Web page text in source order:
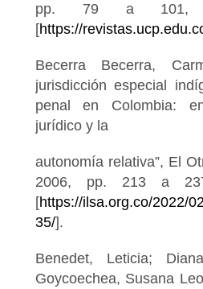
pp. 79 a 101,
[https://
Becerra Becerra,
jurisdicción especial
penal en Colombia:
jurídico y la
autonomía relativa”, El
2006, pp. 213 a
[https://ilsa.org.co/2022/
35/].
Benedet, Leticia;
Goycoechea, Susana